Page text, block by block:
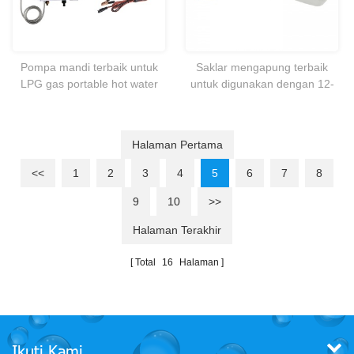
Pompa mandi terbaik untuk
LPG gas portable hot water
Saklar mengapung terbaik
untuk digunakan dengan 12-
Halaman Pertama
<< 1 2 3 4 5 6 7 8
9 10 >>
Halaman Terakhir
Total 16 Halaman